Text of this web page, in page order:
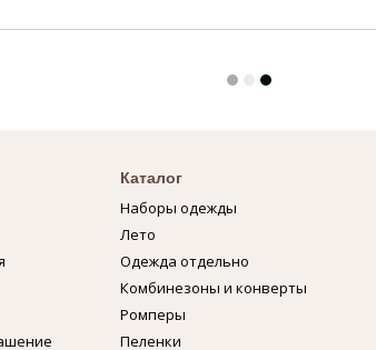
Каталог
Наборы одежды
Лето
Одежда отдельно
Комбинезоны и конверты
Ромперы
Пеленки